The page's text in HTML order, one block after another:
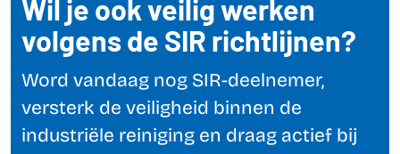
Wil je ook veilig werken
volgens de SIR richtlijnen?
Word vandaag nog SIR-deelnemer,
versterk de veiligheid binnen de
industriële reiniging en draag actief bij